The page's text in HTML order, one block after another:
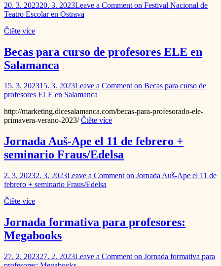
20. 3. 202320. 3. 2023Leave a Comment on Festival Nacional de
Teatro Escolar en Ostrava
Čtěte více
Becas para curso de profesores ELE en
Salamanca
15. 3. 202315. 3. 2023Leave a Commenton Becas para curso de
profesores ELE en Salamanca
http://marketing.dicesalamanca.com/becas-para-profesorado-ele-
primavera-verano-2023/Čtěte více
Jornada Auš-Ape el 11 de febrero +
seminario Fraus/Edelsa
2. 3. 20232. 3. 2023Leave a Comment on Jornada Auš-Ape el 11 de
febrero + seminario Fraus/Edelsa
Čtěte více
Jornada formativa para profesores:
Megabooks
27. 2. 202327. 2. 2023Leave a Comment on Jornada formativa para